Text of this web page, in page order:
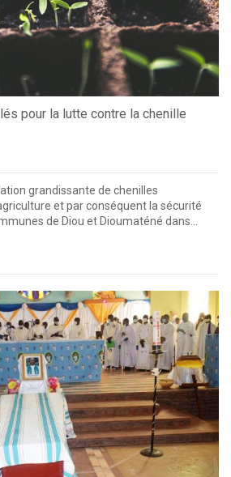
pour la lutte contre la chenille
grandissante de chenilles
et par conséquent la sécurité
de Diou et Dioumaténé dans...